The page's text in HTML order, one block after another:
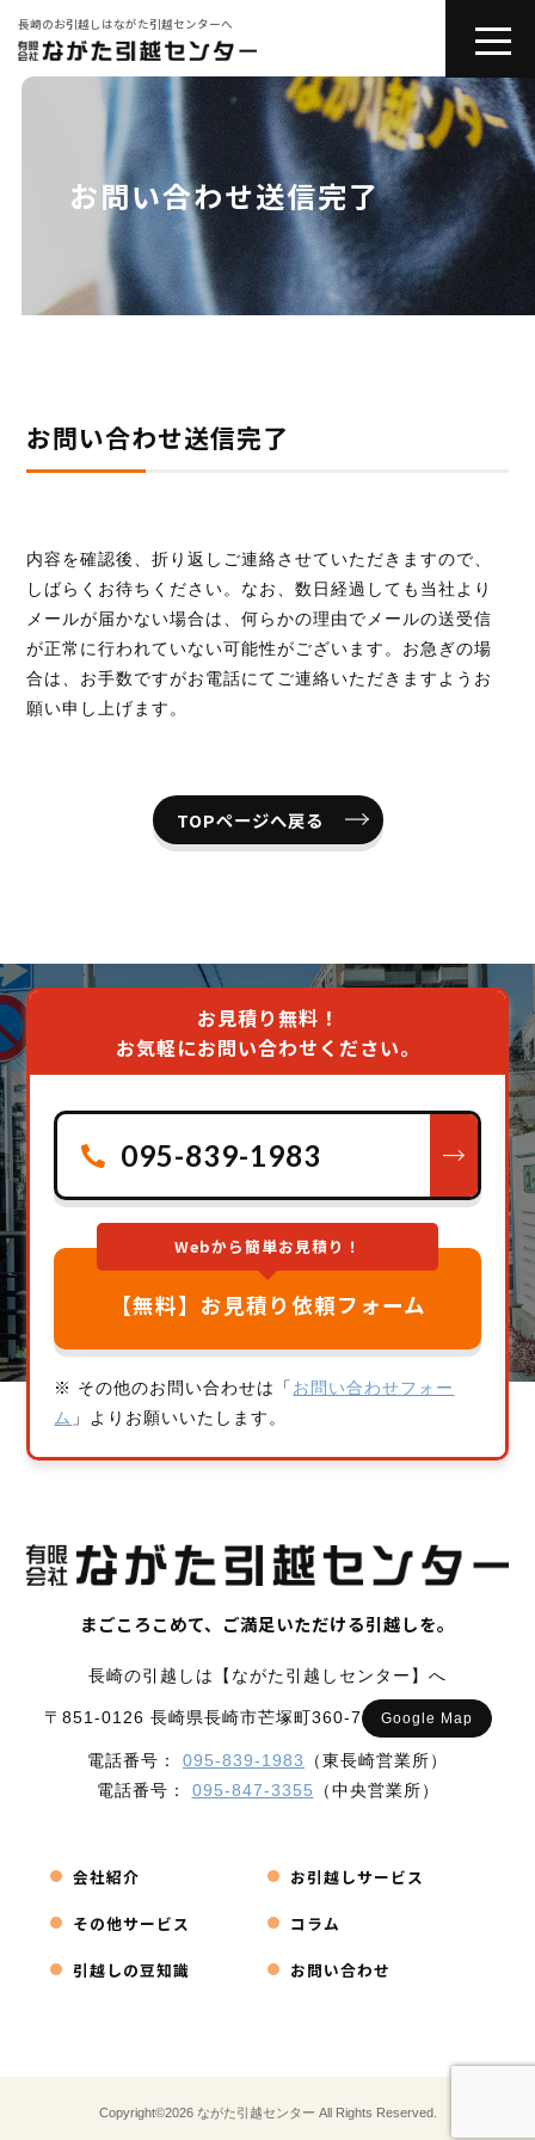
長崎のお引越しはながた引越センターへ
toggle
会社紹介
お引越しサービス
その他サービス
コラム
お問い合わせ
お見積り無料！
お気軽にお問い合わせください。
※ その他のお問い合わせは「お問い合わせフォー
」よりお願いいたします。
お問い合わせ送信完了
お問い合わせ送信完了
内容を確認後、折り返しご連絡させていただきますので、
しばらくお待ちください。 なお、数日経過しても当社より
メールが届かない場合は、何らかの理由でメールの送受信
が正常に行われていない可能性がございます。 お急ぎの場
合は、お手数ですがお電話にてご連絡いただきますようお
願い申し上げます。
TOPページへ戻る
お見積り無料！
お気軽にお問い合わせください。
095-839-1983
Webから簡単お見積り！
【無料】お見積り依頼フォーム
※ その他のお問い合わせは「 お問い合わせフォー
ム 」よりお願いいたします。
まごころこめて、ご満足いただける引越しを。
長崎の引越しは【ながた引越しセンター】へ
〒851-0126 長崎県長崎市芒塚町360-7 Google Map
電話番号： 095-839-1983
（東長崎営業所）
電話番号： 095-847-3355 （中央営業所）
会社紹介 お引越しサービス
その他サービス コラム
引越しの豆知識 お問い合わせ
Copyright©2026 ながた引越センター All Rights Reserved.